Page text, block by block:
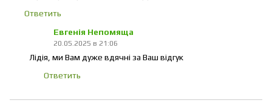
Ответить
Евгенія Непомяща
20.05.2025 в 21:06
Лідія, ми Вам дуже вдячні за Ваш відгук
Ответить